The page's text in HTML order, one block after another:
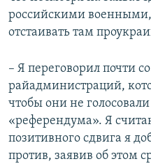
российскими военными,
отстаивать там
– Я переговорил почти
райадминистраций,
чтобы они не
«референдума». Я
позитивного сдвига я
против, заявив об этом